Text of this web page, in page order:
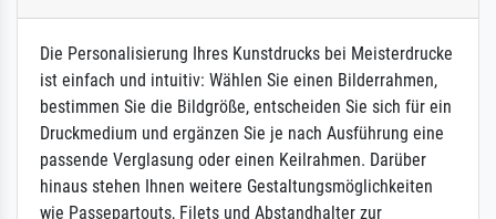
Die Personalisierung Ihres Kunstdrucks bei Meisterdrucke
ist einfach und intuitiv: Wählen Sie einen Bilderrahmen,
bestimmen Sie die Bildgröße, entscheiden Sie sich für ein
Druckmedium und ergänzen Sie je nach Ausführung eine
passende Verglasung oder einen Keilrahmen. Darüber
hinaus stehen Ihnen weitere Gestaltungsmöglichkeiten
wie Passepartouts, Filets und Abstandhalter zur